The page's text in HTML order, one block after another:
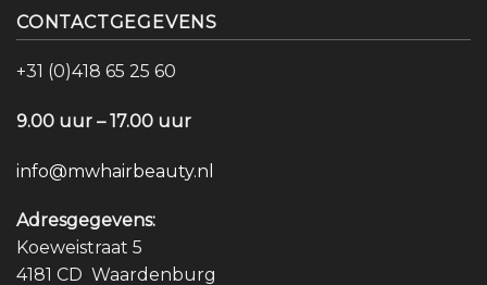
CONTACTGEGEVENS
+31 (0)418 65 25 60
9.00 uur – 17.00 uur
info@mwhairbeauty.nl
Adresgegevens:
Koeweistraat 5
4181 CD Waardenburg